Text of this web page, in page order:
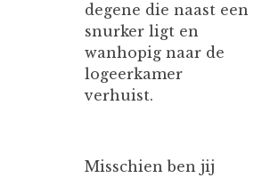
degene die naast een
snurker ligt en
wanhopig naar de
logeerkamer
verhuist.
Misschien ben jij